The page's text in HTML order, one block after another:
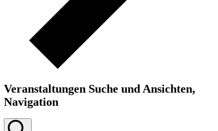
Veranstaltungen Suche und Ansichten,
Navigation